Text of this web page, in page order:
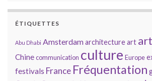
ÉTIQUETTES
Abu Dhabi Amsterdamarchitectureart
Chinecommunication culture Europe
festivals France Fréquentation